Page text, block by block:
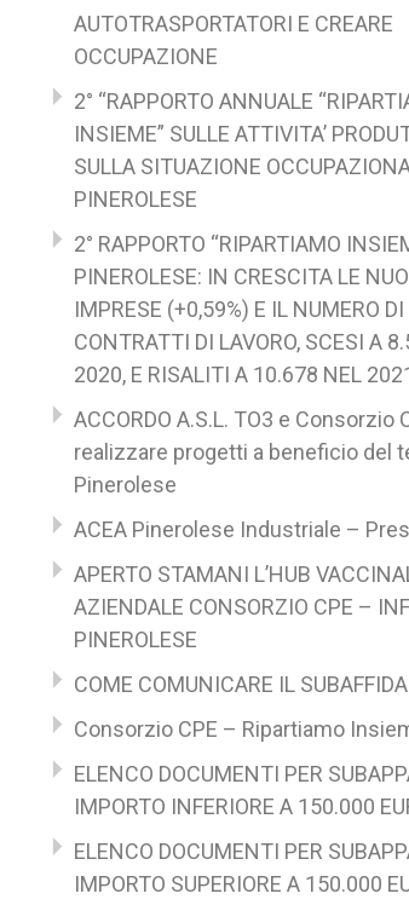
AUTOTRASPORTATORI E CREARE
OCCUPAZIONE
2° “RAPPORTO ANNUALE
INSIEME” SULLE ATTIVITA’
SULLA SITUAZIONE
PINEROLESE
2° RAPPORTO “RIPARTIAMO
PINEROLESE: IN CRESCITA LE
IMPRESE (+0,59%) E IL NUMERO DI
CONTRATTI DI LAVORO, SCESI A
2020, E RISALITI A 10.678 NEL
ACCORDO A.S.L. TO3 e Consorzio
realizzare progetti a beneficio del
Pinerolese
ACEA Pinerolese Industriale –
APERTO STAMANI L’HUB
AZIENDALE CONSORZIO CPE –
PINEROLESE
COME COMUNICARE IL
Consorzio CPE – Ripartiamo
ELENCO DOCUMENTI PER
IMPORTO INFERIORE A 150.000
ELENCO DOCUMENTI PER
IMPORTO SUPERIORE A 150.000